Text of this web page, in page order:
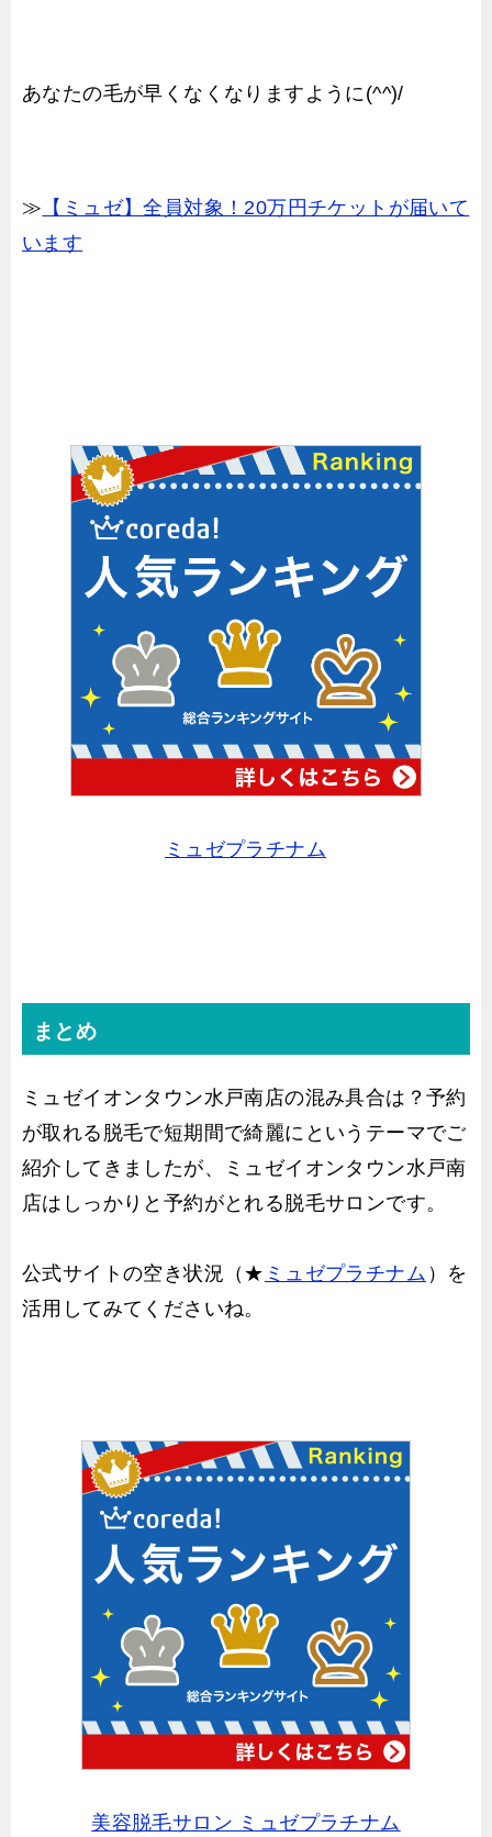
あなたの毛が早くなくなりますように(^^)/
≫ 【ミュゼ】全員対象！20万円チケットが届いて
います
ミュゼプラチナム
まとめ
ミュゼイオンタウン水戸南店の混み具合は？予約
が取れる脱毛で短期間で綺麗にというテーマでご
紹介してきましたが、ミュゼイオンタウン水戸南
店はしっかりと予約がとれる脱毛サロンです。
公式サイトの空き状況（★ ミュゼプラチナム ）を
活用してみてくださいね。
美容脱毛サロン ミュゼプラチナム